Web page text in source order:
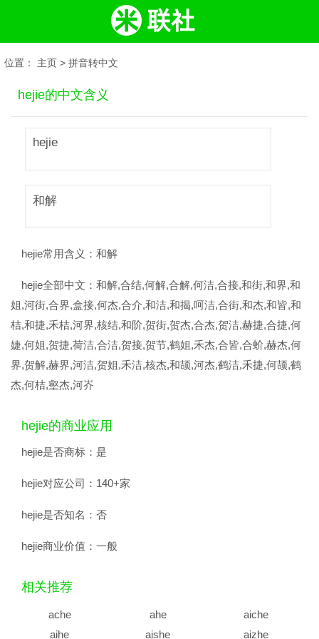
位置： 主页 > 拼音转中文
hejie的中文含义
hejie
和解
hejie常用含义： 和解
hejie全部中文： 和解,合结,何解,合解,何洁,合接,和街,和界,和
姐,河街,合界,盒接,何杰,合介,和洁,和揭,呵洁,合街,和杰,和皆,和
桔,和捷,禾桔,河界,核结,和阶,贺街,贺杰,合杰,贺洁,赫捷,合捷,何
婕,何姐,贺捷,荷洁,合洁,贺接,贺节,鹤姐,禾杰,合皆,合蚧,赫杰,何
界,贺解,赫界,河洁,贺姐,禾洁,核杰,和颉,河杰,鹤洁,禾捷,何颉,鹤
杰,何桔,壑杰,河岕
hejie的商业应用
hejie是否商标： 是
hejie对应公司： 140+家
hejie是否知名： 否
hejie商业价值： 一般
相关推荐
ache ahe
aiche
aihe
aishe aizhe